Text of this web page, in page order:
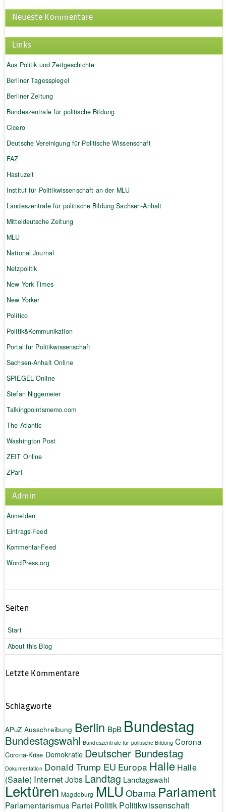
Neueste Kommentare
Links
Aus Politik und Zeitgeschichte
Berliner Tagesspiegel
Berliner Zeitung
Bundeszentrale für politische Bildung
Cicero
Deutsche Vereinigung für Politische Wissenschaft
FAZ
Hastuzeit
Institut für Politikwissenschaft an der MLU
Landeszentrale für politische Bildung Sachsen-Anhalt
Mitteldeutsche Zeitung
MLU
National Journal
Netzpolitik
New York Times
New Yorker
Politico
Politik&Kommunikation
Portal für Politikwissenschaft
Sachsen-Anhalt Online
SPIEGEL Online
Stefan Niggemeier
Talkingpointsmemo.com
The Atlantic
Washington Post
ZEIT Online
ZParl
Admin
Anmelden
Eintrags-Feed
Kommentar-Feed
WordPress.org
Seiten
Start
About this Blog
Letzte Kommentare
Schlagworte
APuZ Ausschreibung Berlin BpB Bundestag
Bundestagswahl Bundeszentrale für politische Bildung Corona
Corona-Krise Demokratie Deutscher Bundestag
Dokumentation Donald Trump EU Europa Halle Halle
(Saale) InternetJobs Landtag Landtagswahl
Lektüren Magdeburg MLU Obama Parlament
Parlamentarismus Partei Politik Politikwissenschaft